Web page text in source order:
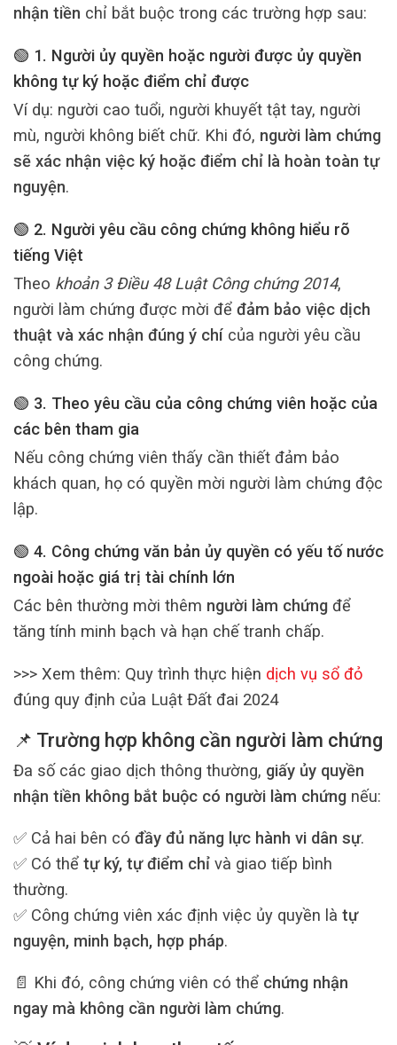
nhận tiền chỉ bắt buộc trong các trường hợp sau:
🟢 1. Người ủy quyền hoặc người được ủy quyền
không tự ký hoặc điểm chỉ được
Ví dụ: người cao tuổi, người khuyết tật tay, người
mù, người không biết chữ. Khi đó, người làm chứng
sẽ xác nhận việc ký hoặc điểm chỉ là hoàn toàn tự
nguyện.
🟢 2. Người yêu cầu công chứng không hiểu rõ
tiếng Việt
Theo khoản 3 Điều 48 Luật Công chứng 2014,
người làm chứng được mời để đảm bảo việc dịch
thuật và xác nhận đúng ý chí của người yêu cầu
công chứng.
🟢 3. Theo yêu cầu của công chứng viên hoặc của
các bên tham gia
Nếu công chứng viên thấy cần thiết đảm bảo
khách quan, họ có quyền mời người làm chứng độc
lập.
🟢 4. Công chứng văn bản ủy quyền có yếu tố nước
ngoài hoặc giá trị tài chính lớn
Các bên thường mời thêm người làm chứng để
tăng tính minh bạch và hạn chế tranh chấp.
>>> Xem thêm: Quy trình thực hiện dịch vụ sổ đỏ
đúng quy định của Luật Đất đai 2024
📌 Trường hợp không cần người làm chứng
Đa số các giao dịch thông thường, giấy ủy quyền
nhận tiền không bắt buộc có người làm chứng nếu:
✅ Cả hai bên có đầy đủ năng lực hành vi dân sự.
✅ Có thể tự ký, tự điểm chỉ và giao tiếp bình
thường.
✅ Công chứng viên xác định việc ủy quyền là tự
nguyện, minh bạch, hợp pháp.
📄 Khi đó, công chứng viên có thể chứng nhận
ngay mà không cần người làm chứng.